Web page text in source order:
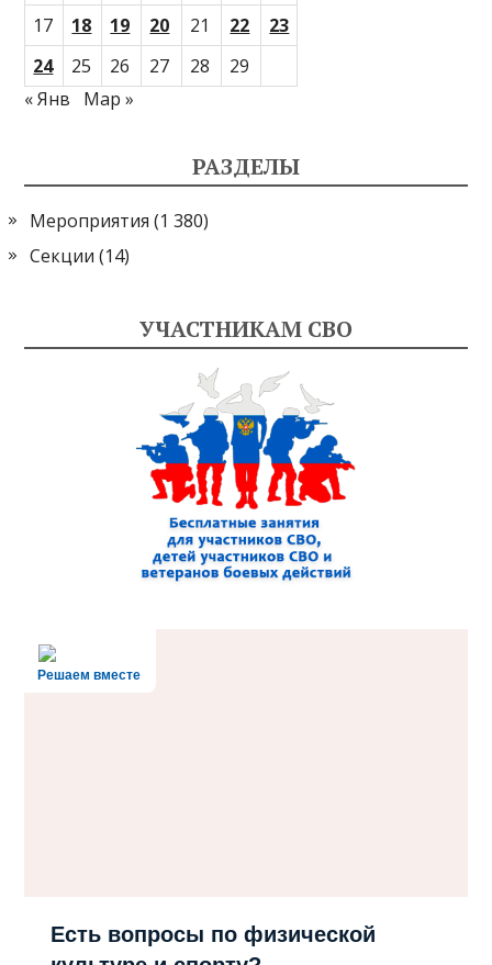
17 18 19 20 21 22
23
24
25 26 27 28
29
« Янв
Мар »
РАЗДЕЛЫ
Мероприятия (1 380)
Секции (14)
УЧАСТНИКАМ СВО
Решаем вместе
Есть вопросы по физической